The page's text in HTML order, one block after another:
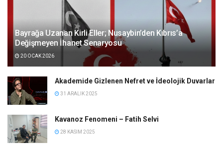
Bayrağa Uzanan Kirli Eller; Nusaybin’den Kıbrıs’a
Değişmeyen İhanet Senaryosu
20 OCAK 2026
Akademide Gizlenen Nefret ve İdeolojik Duvarlar
31 ARALIK 2025
Kavanoz Fenomeni – Fatih Selvi
28 KASIM 2025